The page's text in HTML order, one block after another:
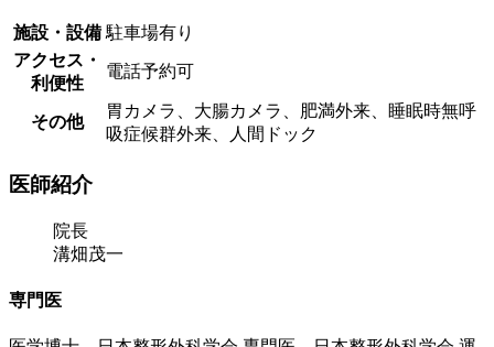
施設・設備 駐車場有り
アクセス・
利便性
電話予約可
その他
胃カメラ、大腸カメラ、肥満外来、睡眠時無呼
吸症候群外来、人間ドック
医師紹介
院長
溝畑茂一
専門医